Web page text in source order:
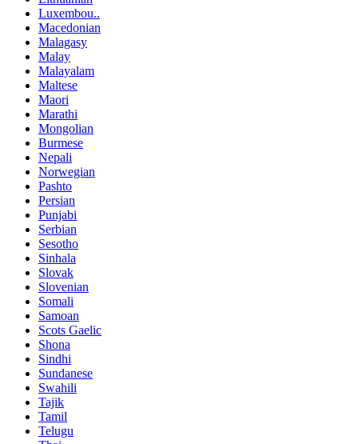
Luxembou..
Macedonian
Malagasy
Malay
Malayalam
Maltese
Maori
Marathi
Mongolian
Burmese
Nepali
Norwegian
Pashto
Persian
Punjabi
Serbian
Sesotho
Sinhala
Slovak
Slovenian
Somali
Samoan
Scots Gaelic
Shona
Sindhi
Sundanese
Swahili
Tajik
Tamil
Telugu